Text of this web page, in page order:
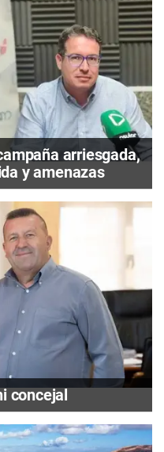
arriesgada,
y amenazas
concejal